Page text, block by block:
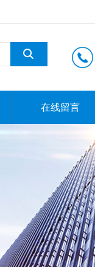
在线留言